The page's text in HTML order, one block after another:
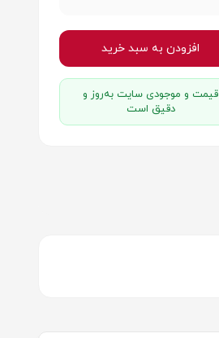
افزودن به سبد خرید
قیمت و موجودی سایت به‌روز و
دقیق است